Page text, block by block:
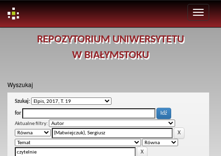
REPOZYTORIUM UNIWERSYTETU
W BIAŁYMSTOKU
Wyszukaj
Szukaj:
for
Aktualne filtry: